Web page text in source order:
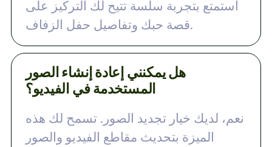
استمتع بتجربة سلسة تتيح لك التركيز على
قصة حبك وتفاصيل حفل الزفاف.
هل يمكنني إعادة إنشاء الصور
المستخدمة في الفيديو؟
نعم، لديك خيار تجديد الصور. تسمح لك هذه
الميزة بتحديث مقاطع الفيديو والصور